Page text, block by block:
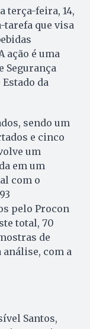
terça-feira, 14,
tarefa que visa
ação é uma
Segurança
Estado da
sendo um
e cinco
um
em um
com o
pelo Procon
total, 70
de
com a
Santos,